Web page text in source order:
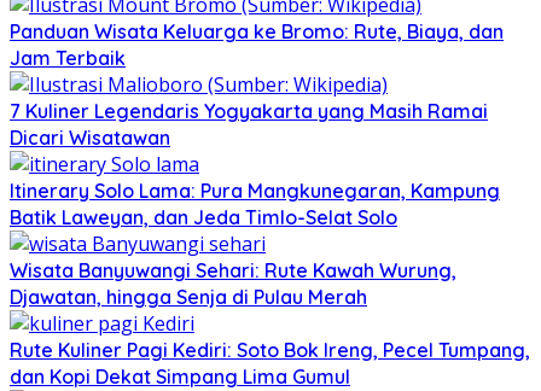
Panduan Wisata Keluarga ke Bromo: Rute, Biaya, dan
Jam Terbaik
7 Kuliner Legendaris Yogyakarta yang Masih Ramai
Dicari Wisatawan
Itinerary Solo Lama: Pura Mangkunegaran, Kampung
Batik Laweyan, dan Jeda Timlo-Selat Solo
Wisata Banyuwangi Sehari: Rute Kawah Wurung,
Djawatan, hingga Senja di Pulau Merah
Rute Kuliner Pagi Kediri: Soto Bok Ireng, Pecel Tumpang,
dan Kopi Dekat Simpang Lima Gumul